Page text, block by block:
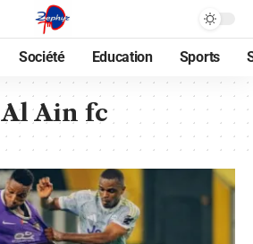
Société Education Sports
Al Ain fc